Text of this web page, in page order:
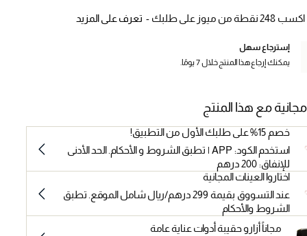
اكسب 248 نقطة من ميوز على طلبك - تعرف على المزيد
إسترجاع سهل
يمكنك إرجاع هذا المنتج خلال 7 يومًا.
مع هذا المنتج
خصم 15% على طلبك الأول من التطبيق!
استخدم الكود: APP | تطبق الشروط و الأحكام. الحد الأدنى
للإنفاق: 200 درهم
اختاروا العينات المجانية
عند التسووق بقيمة 299 درهم/ريال شامل الموقع. تطبق
الشروط والأحكام
مجاناً أزارو حقيبة أدوات عناية عامة